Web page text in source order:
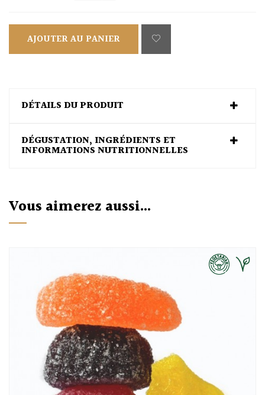
AJOUTER AU PANIER
DÉTAILS DU PRODUIT
DÉGUSTATION, INGRÉDIENTS ET
INFORMATIONS NUTRITIONNELLES
Vous aimerez aussi...